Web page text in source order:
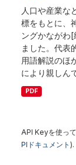
人口や産業な
標をもとに、
ングかながわ
ました。代表
用語解説のほ
により親しん
PDF
API Keyを使っ
PIドキュメント ).